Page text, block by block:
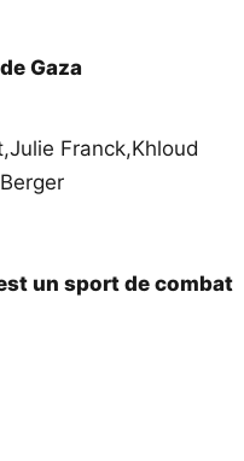
Gaza
,Julie Franck,Khloud
un sport de combat